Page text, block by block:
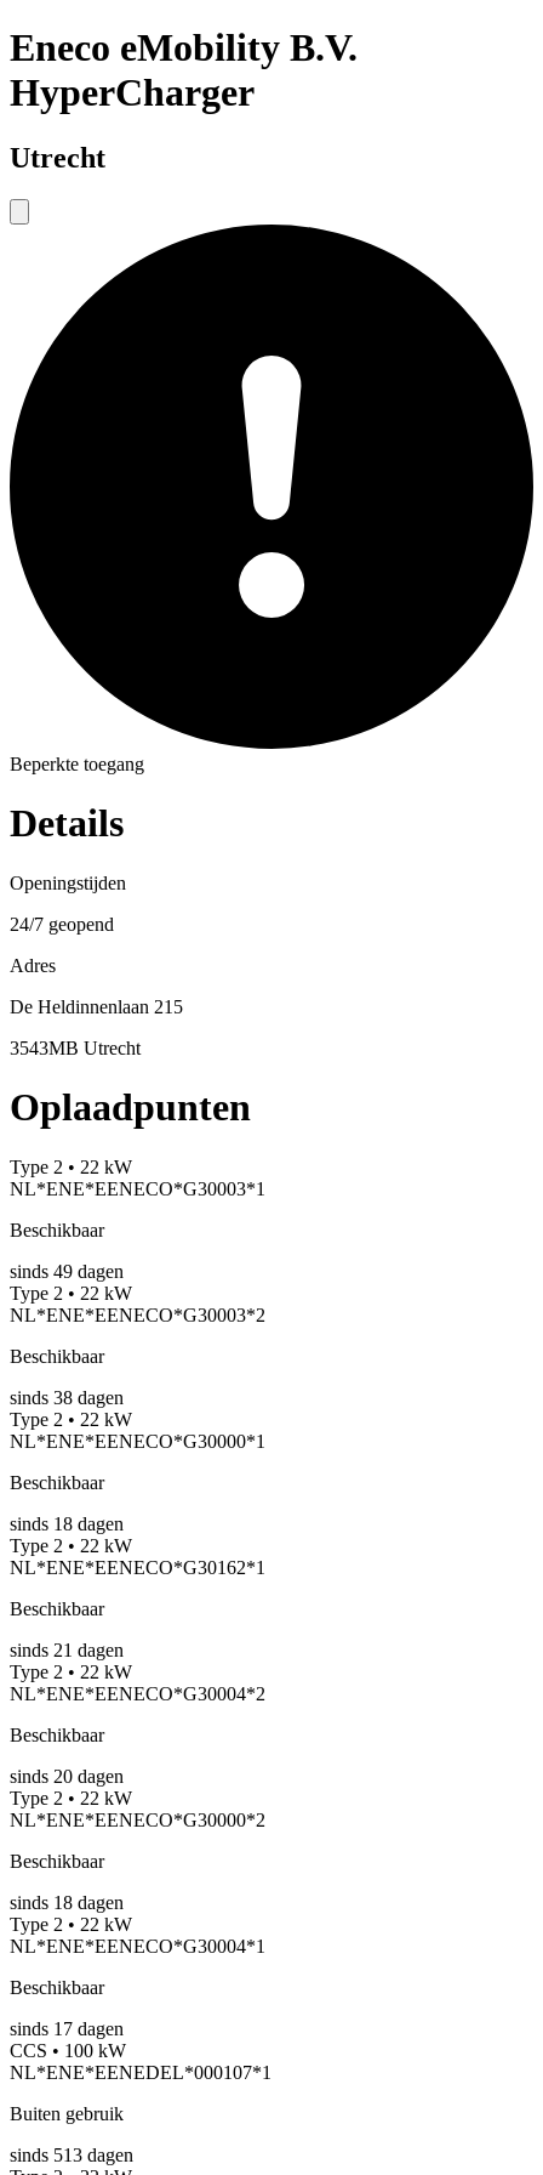
Eneco eMobility B.V.
HyperCharger
Utrecht
Beperkte toegang
Details
Openingstijden
24/7 geopend
Adres
De Heldinnenlaan 215
3543MB Utrecht
Oplaadpunten
Type 2 • 22 kW
NL*ENE*EENECO*G30003*1
Beschikbaar
sinds 49 dagen
Type 2 • 22 kW
NL*ENE*EENECO*G30003*2
Beschikbaar
sinds 38 dagen
Type 2 • 22 kW
NL*ENE*EENECO*G30000*1
Beschikbaar
sinds 18 dagen
Type 2 • 22 kW
NL*ENE*EENECO*G30162*1
Beschikbaar
sinds 21 dagen
Type 2 • 22 kW
NL*ENE*EENECO*G30004*2
Beschikbaar
sinds 20 dagen
Type 2 • 22 kW
NL*ENE*EENECO*G30000*2
Beschikbaar
sinds 18 dagen
Type 2 • 22 kW
NL*ENE*EENECO*G30004*1
Beschikbaar
sinds 17 dagen
CCS • 100 kW
NL*ENE*EENEDEL*000107*1
Buiten gebruik
sinds 513 dagen